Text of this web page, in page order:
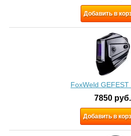
Добавить в
FoxWeld GEFEST
7850 руб.
Добавить в